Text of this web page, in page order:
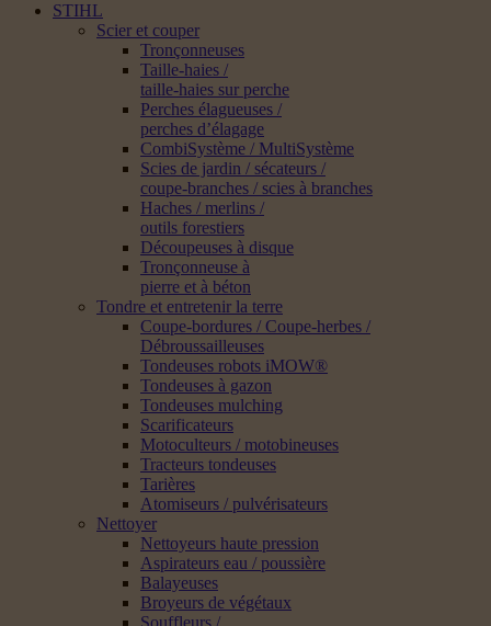
STIHL
Scier et couper
Tronçonneuses
Taille-haies /
taille-haies sur perche
Perches élagueuses /
perches d’élagage
CombiSystème / MultiSystème
Scies de jardin / sécateurs /
coupe-branches / scies à branches
Haches / merlins /
outils forestiers
Découpeuses à disque
Tronçonneuse à
pierre et à béton
Tondre et entretenir la terre
Coupe-bordures / Coupe-herbes /
Débroussailleuses
Tondeuses robots iMOW®
Tondeuses à gazon
Tondeuses mulching
Scarificateurs
Motoculteurs / motobineuses
Tracteurs tondeuses
Tarières
Atomiseurs / pulvérisateurs
Nettoyer
Nettoyeurs haute pression
Aspirateurs eau / poussière
Balayeuses
Broyeurs de végétaux
Souffleurs /